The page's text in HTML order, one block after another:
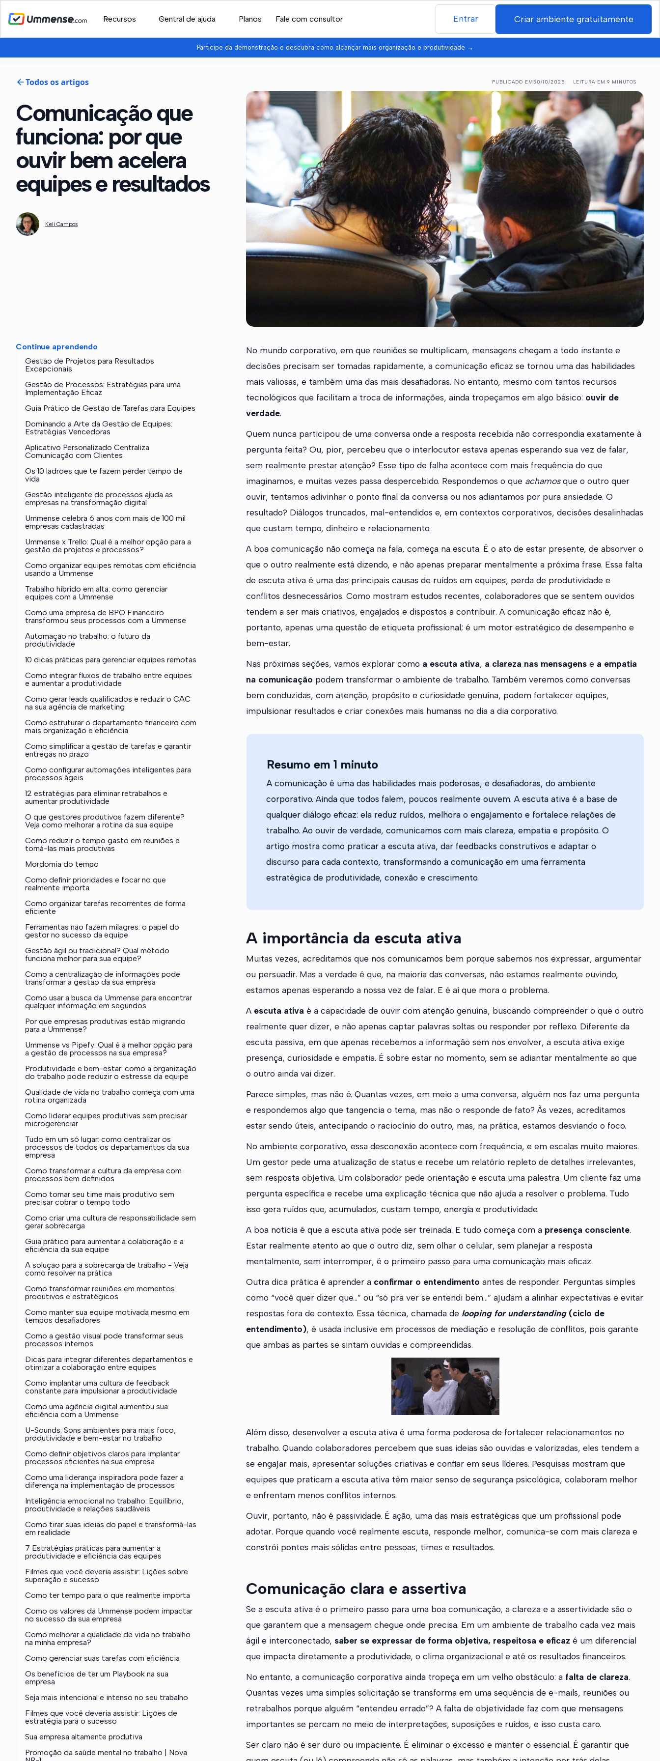
Recursos Central de ajuda Planos Fale com consultor Entrar Criar ambiente gratuitamente
Participe da demonstração e descubra como alcançar mais organização e produtividade →
Todos os artigos PUBLICADO EM30/10/2025 LEITURA EM:9 MINUTOS
Comunicação que
funciona: por que
ouvir bem acelera
equipes e resultados
Keli Campos
Continue aprendendo
Gestão de Projetos para Resultados
Excepcionais
Gestão de Processos: Estratégias para uma
Implementação Eficaz
Guia Prático de Gestão de Tarefas para Equipes
Dominando a Arte da Gestão de Equipes:
Estratégias Vencedoras
Aplicativo Personalizado Centraliza
Comunicação com Clientes
Os 10 ladrões que te fazem perder tempo de
vida
Gestão inteligente de processos ajuda as
empresas na transformação digital
Ummense celebra 6 anos com mais de 100 mil
empresas cadastradas
Ummense x Trello: Qual é a melhor opção para a
gestão de projetos e processos?
Como organizar equipes remotas com eficiência
usando a Ummense
Trabalho híbrido em alta: como gerenciar
equipes com a Ummense
Como uma empresa de BPO Financeiro
transformou seus processos com a Ummense
Automação no trabalho: o futuro da
produtividade
10 dicas práticas para gerenciar equipes remotas
Como integrar fluxos de trabalho entre equipes
e aumentar a produtividade
Como gerar leads qualificados e reduzir o CAC
na sua agência de marketing
Como estruturar o departamento financeiro com
mais organização e eficiência
Como simplificar a gestão de tarefas e garantir
entregas no prazo
Como configurar automações inteligentes para
processos ágeis
12 estratégias para eliminar retrabalhos e
aumentar produtividade
O que gestores produtivos fazem diferente?
Veja como melhorar a rotina da sua equipe
Como reduzir o tempo gasto em reuniões e
torná-las mais produtivas
Mordomia do tempo
Como definir prioridades e focar no que
realmente importa
Como organizar tarefas recorrentes de forma
eficiente
Ferramentas não fazem milagres: o papel do
gestor no sucesso da equipe
Gestão ágil ou tradicional? Qual método
funciona melhor para sua equipe?
Como a centralização de informações pode
transformar a gestão da sua empresa
Como usar a busca da Ummense para encontrar
qualquer informação em segundos
Por que empresas produtivas estão migrando
para a Ummense?
Ummense vs Pipefy: Qual é a melhor opção para
a gestão de processos na sua empresa?
Produtividade e bem-estar: como a organização
do trabalho pode reduzir o estresse da equipe
Qualidade de vida no trabalho começa com uma
rotina organizada
Como liderar equipes produtivas sem precisar
microgerenciar
Tudo em um só lugar: como centralizar os
processos de todos os departamentos da sua
empresa
Como transformar a cultura da empresa com
processos bem definidos
Como tornar seu time mais produtivo sem
precisar cobrar o tempo todo
Como criar uma cultura de responsabilidade sem
gerar sobrecarga
Guia prático para aumentar a colaboração e a
eficiência da sua equipe
A solução para a sobrecarga de trabalho - Veja
como resolver na prática
Como transformar reuniões em momentos
produtivos e estratégicos
Como manter sua equipe motivada mesmo em
tempos desafiadores
Como a gestão visual pode transformar seus
processos internos
Dicas para integrar diferentes departamentos e
otimizar a colaboração entre equipes
Como implantar uma cultura de feedback
constante para impulsionar a produtividade
Como uma agência digital aumentou sua
eficiência com a Ummense
U-Sounds: Sons ambientes para mais foco,
produtividade e bem-estar no trabalho
Como definir objetivos claros para implantar
processos eficientes na sua empresa
Como uma liderança inspiradora pode fazer a
diferença na implementação de processos
Inteligência emocional no trabalho: Equilíbrio,
produtividade e relações saudáveis
Como tirar suas ideias do papel e transformá-las
em realidade
7 Estratégias práticas para aumentar a
produtividade e eficiência das equipes
Filmes que você deveria assistir: Lições sobre
superação e sucesso
Como ter tempo para o que realmente importa
Como os valores da Ummense podem impactar
no sucesso da sua empresa
Como melhorar a qualidade de vida no trabalho
na minha empresa?
Como gerenciar suas tarefas com eficiência
Os benefícios de ter um Playbook na sua
empresa
Seja mais intencional e intenso no seu trabalho
Filmes que você deveria assistir: Lições de
estratégia para o sucesso
Sua empresa altamente produtiva
Promoção da saúde mental no trabalho | Nova
No mundo corporativo, em que reuniões se multiplicam, mensagens chegam a todo instante e
decisões precisam ser tomadas rapidamente, a comunicação eficaz se tornou uma das habilidades
mais valiosas, e também uma das mais desafiadoras. No entanto, mesmo com tantos recursos
tecnológicos que facilitam a troca de informações, ainda tropeçamos em algo básico: ouvir de
verdade.
Quem nunca participou de uma conversa onde a resposta recebida não correspondia exatamente à
pergunta feita? Ou, pior, percebeu que o interlocutor estava apenas esperando sua vez de falar,
sem realmente prestar atenção? Esse tipo de falha acontece com mais frequência do que
imaginamos, e muitas vezes passa despercebido. Respondemos o que achamosque o outro quer
ouvir, tentamos adivinhar o ponto final da conversa ou nos adiantamos por pura ansiedade. O
resultado? Diálogos truncados, mal-entendidos e, em contextos corporativos, decisões desalinhadas
que custam tempo, dinheiro e relacionamento.
A boa comunicação não começa na fala, começa na escuta. É o ato de estar presente, de absorver o
que o outro realmente está dizendo, e não apenas preparar mentalmente a próxima frase. Essa falta
de escuta ativa é uma das principais causas de ruídos em equipes, perda de produtividade e
conflitos desnecessários. Como mostram estudos recentes, colaboradores que se sentem ouvidos
tendem a ser mais criativos, engajados e dispostos a contribuir. A comunicação eficaz não é,
portanto, apenas uma questão de etiqueta profissional; é um motor estratégico de desempenho e
bem-estar.
Nas próximas seções, vamos explorar como a escuta ativa, a clareza nas mensagens e a empatia
na comunicação podem transformar o ambiente de trabalho. Também veremos como conversas
bem conduzidas, com atenção, propósito e curiosidade genuína, podem fortalecer equipes,
impulsionar resultados e criar conexões mais humanas no dia a dia corporativo.
Resumo em 1 minuto
A comunicação é uma das habilidades mais poderosas, e desafiadoras, do ambiente
corporativo. Ainda que todos falem, poucos realmente ouvem. A escuta ativa é a base de
qualquer diálogo eficaz: ela reduz ruídos, melhora o engajamento e fortalece relações de
trabalho. Ao ouvir de verdade, comunicamos com mais clareza, empatia e propósito. O
artigo mostra como praticar a escuta ativa, dar feedbacks construtivos e adaptar o
discurso para cada contexto, transformando a comunicação em uma ferramenta
estratégica de produtividade, conexão e crescimento.
A importância da escuta ativa
Muitas vezes, acreditamos que nos comunicamos bem porque sabemos nos expressar, argumentar
ou persuadir. Mas a verdade é que, na maioria das conversas, não estamos realmente ouvindo,
estamos apenas esperando a nossa vez de falar. E é aí que mora o problema.
A escuta ativa é a capacidade de ouvir com atenção genuína, buscando compreender o que o outro
realmente quer dizer, e não apenas captar palavras soltas ou responder por reflexo. Diferente da
escuta passiva, em que apenas recebemos a informação sem nos envolver, a escuta ativa exige
presença, curiosidade e empatia. É sobre estar no momento, sem se adiantar mentalmente ao que
o outro ainda vai dizer.
Parece simples, mas não é. Quantas vezes, em meio a uma conversa, alguém nos faz uma pergunta
e respondemos algo que tangencia o tema, mas não o responde de fato? Às vezes, acreditamos
estar sendo úteis, antecipando o raciocínio do outro, mas, na prática, estamos desviando o foco.
No ambiente corporativo, essa desconexão acontece com frequência, e em escalas muito maiores.
Um gestor pede uma atualização de status e recebe um relatório repleto de detalhes irrelevantes,
sem resposta objetiva. Um colaborador pede orientação e escuta uma palestra. Um cliente faz uma
pergunta específica e recebe uma explicação técnica que não ajuda a resolver o problema. Tudo
isso gera ruídos que, acumulados, custam tempo, energia e produtividade.
A boa notícia é que a escuta ativa pode ser treinada. E tudo começa com a presença consciente.
Estar realmente atento ao que o outro diz, sem olhar o celular, sem planejar a resposta
mentalmente, sem interromper, é o primeiro passo para uma comunicação mais eficaz.
Outra dica prática é aprender a confirmar o entendimento antes de responder. Perguntas simples
como “você quer dizer que…” ou “só pra ver se entendi bem…” ajudam a alinhar expectativas e evitar
respostas fora de contexto. Essa técnica, chamada de looping for understanding(ciclo de
entendimento), é usada inclusive em processos de mediação e resolução de conflitos, pois garante
que ambas as partes se sintam ouvidas e compreendidas.
Além disso, desenvolver a escuta ativa é uma forma poderosa de fortalecer relacionamentos no
trabalho. Quando colaboradores percebem que suas ideias são ouvidas e valorizadas, eles tendem a
se engajar mais, apresentar soluções criativas e confiar em seus líderes. Pesquisas mostram que
equipes que praticam a escuta ativa têm maior senso de segurança psicológica, colaboram melhor
e enfrentam menos conflitos internos.
Ouvir, portanto, não é passividade. É ação, uma das mais estratégicas que um profissional pode
adotar. Porque quando você realmente escuta, responde melhor, comunica-se com mais clareza e
constrói pontes mais sólidas entre pessoas, times e resultados.
Comunicação clara e assertiva
Se a escuta ativa é o primeiro passo para uma boa comunicação, a clareza e a assertividade são o
que garantem que a mensagem chegue onde precisa. Em um ambiente de trabalho cada vez mais
ágil e interconectado, saber se expressar de forma objetiva, respeitosa e eficaz é um diferencial
que impacta diretamente a produtividade, o clima organizacional e até os resultados financeiros.
No entanto, a comunicação corporativa ainda tropeça em um velho obstáculo: a falta de clareza.
Quantas vezes uma simples solicitação se transforma em uma sequência de e-mails, reuniões ou
retrabalhos porque alguém “entendeu errado”? A falta de objetividade faz com que mensagens
importantes se percam no meio de interpretações, suposições e ruídos, e isso custa caro.
Ser claro não é ser duro ou impaciente. É eliminar o excesso e manter o essencial. É garantir que